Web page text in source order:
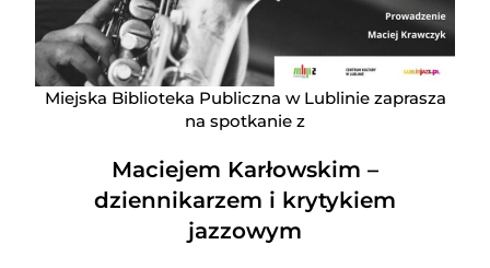
Miejska Biblioteka Publiczna w Lublinie zaprasza
na spotkanie z
Maciejem Karłowskim –
dziennikarzem i krytykiem
jazzowym